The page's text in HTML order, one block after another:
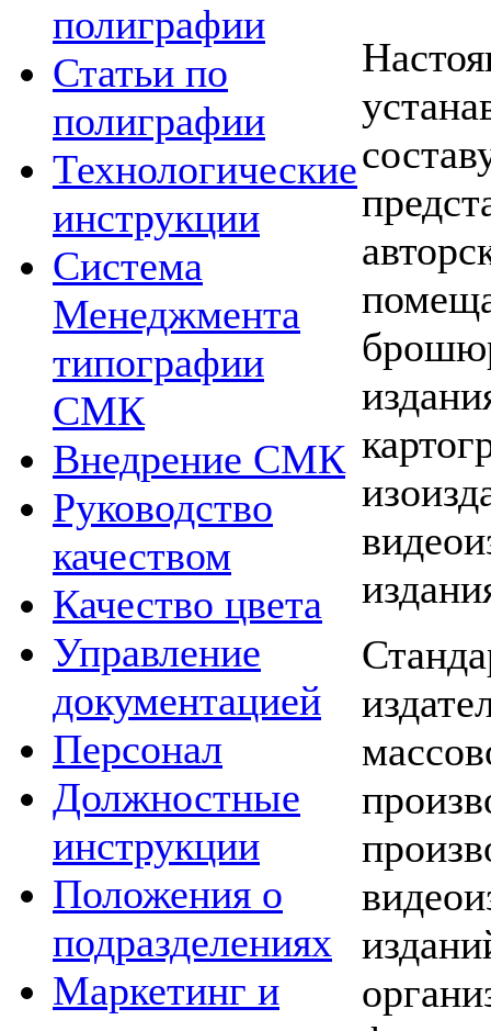
полиграфии
Статьи по
полиграфии
Технологические
инструкции
Система
Менеджмента
типографии
СМК
Внедрение СМК
Руководство
качеством
Качество цвета
Управление
документацией
Персонал
Должностные
инструкции
Положения о
подразделениях
Маркетинг и